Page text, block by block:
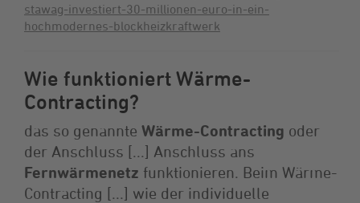
stawag-investiert-30-millionen-euro-in-ein-
hochmodernes-blockheizkraftwerk
Wie funktioniert Wärme-
Contracting?
das so genannte Wärme-Contracting oder
der Anschluss [...] Anschluss ans
Fernwärmenetz funktionieren. Beim Wärme-
Contracting [...] wie der individuelle